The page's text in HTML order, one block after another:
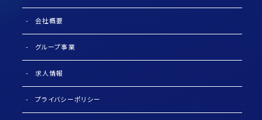
会社概要
グループ事業
求人情報
プライバシーポリシー